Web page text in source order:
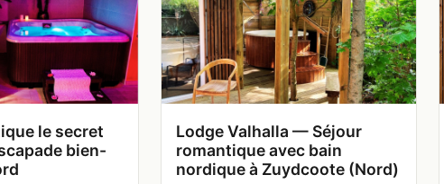
le secret
bien-
Lodge Valhalla — Séjour
romantique avec bain
nordique à Zuydcoote (Nord)